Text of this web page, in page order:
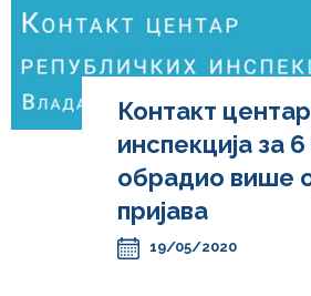
Контакт
инспекција за
обрадио више
пријава
19/05/2020